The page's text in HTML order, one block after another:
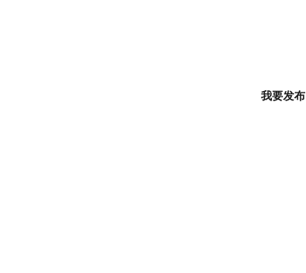
我要发布